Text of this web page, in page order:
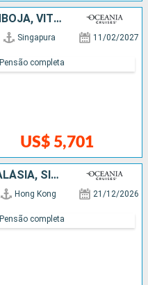
SINGAPURA, TAILÃNDIA, CAMBOJA, VITENÃ, CHINA
Singapura 11/02/2027
US$ 5,701
Pensão completa
CHINA, VITENÃ, FILIPINAS, MALÁSIA, SINGAPURA
Hong Kong 21/12/2026
Pensão completa